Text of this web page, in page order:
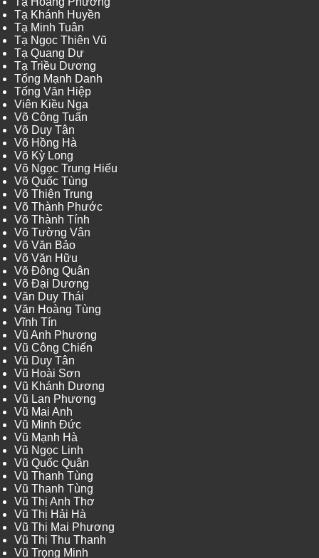
Tạ Khánh Huyền
Tạ Minh Tuân
Tạ Ngọc Thiên Vũ
Tạ Quang Dự
Tạ Triều Dương
Tống Mạnh Danh
Tống Văn Hiệp
Viên Kiều Nga
Võ Công Tuấn
Võ Duy Tân
Võ Hồng Hà
Võ Kỳ Long
Võ Ngọc Trung Hiếu
Võ Quốc Tùng
Võ Thiện Trung
Võ Thành Phước
Võ Thành Tính
Võ Tường Vân
Võ Văn Bảo
Võ Văn Hữu
Võ Đông Quân
Võ Đại Dương
Văn Duy Thái
Văn Hoàng Tùng
Vĩnh Tín
Vũ Anh Phương
Vũ Công Chiến
Vũ Duy Tân
Vũ Hoài Sơn
Vũ Khánh Dương
Vũ Lan Phương
Vũ Mai Anh
Vũ Minh Đức
Vũ Mạnh Hà
Vũ Ngọc Linh
Vũ Quốc Quân
Vũ Thanh Tùng
Vũ Thanh Tùng
Vũ Thị Anh Thơ
Vũ Thị Hải Hà
Vũ Thị Mai Phương
Vũ Thị Thu Thanh
Vũ Trọng Minh